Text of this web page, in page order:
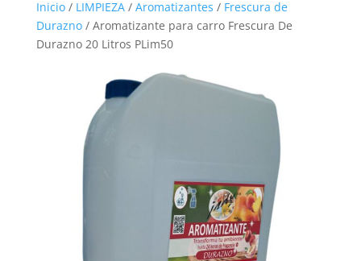
Inicio/ LIMPIEZA/ Aromatizantes / Frescura de
Durazno/ Aromatizante para carro Frescura De
Durazno 20 Litros PLim50